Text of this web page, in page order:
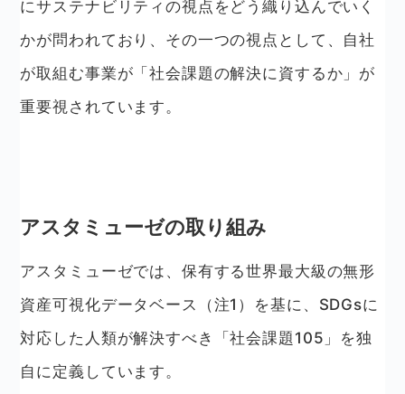
にサステナビリティの視点をどう織り込んでいく
かが問われており、その一つの視点として、自社
が取組む事業が「社会課題の解決に資するか」が
重要視されています。
アスタミューゼの取り組み
アスタミューゼでは、保有する世界最大級の無形
資産可視化データベース
（注1） を基に、SDGsに
対応した人類が解決すべき「社会課題105」を独
自に定義しています。